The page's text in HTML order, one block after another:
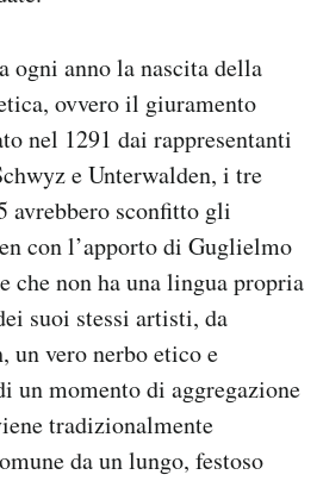
ogni anno la nascita della
ovvero il giuramento
nel 1291 dai rappresentanti
e Unterwalden, i tre
avrebbero sconfitto gli
con l’apporto di Guglielmo
che non ha una lingua propria
suoi stessi artisti, da
un vero nerbo etico e
un momento di aggregazione
tradizionalmente
da un lungo, festoso